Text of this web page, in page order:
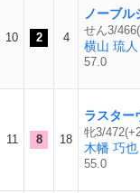
10 2 4
ノーブル
せん3/
横山 琉人
57.0
11 8 18
ラスター
牝3/
木幡 巧也
55.0